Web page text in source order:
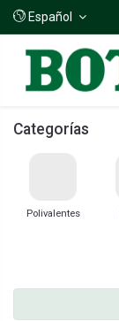
Español
Categorías
Polivalentes